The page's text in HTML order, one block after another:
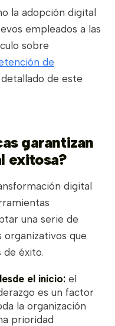
la adopción digital
empleados a las
sobre
de
de este
garantizan
exitosa?
digital
una serie de
que
de éxito.
el inicio: el
es un factor
la organización
prioridad